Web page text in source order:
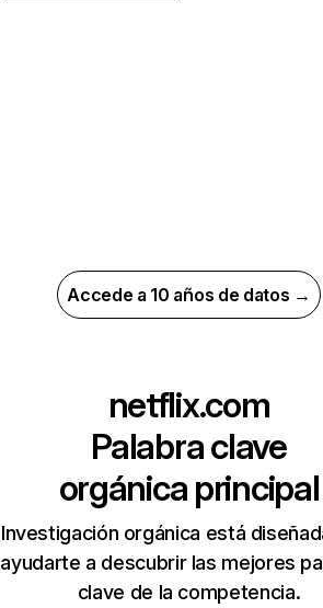
Accede a 10 años de datos →
netflix.com
Palabra clave
orgánica principal
Investigación orgánica está
ayudarte a descubrir las mejores
clave de la competencia.